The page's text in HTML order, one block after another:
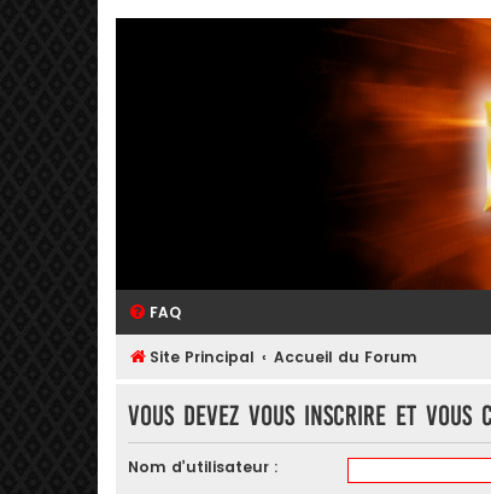
FAQ
Site Principal Accueil du Forum
Vous devez vous inscrire et
Nom d’utilisateur :